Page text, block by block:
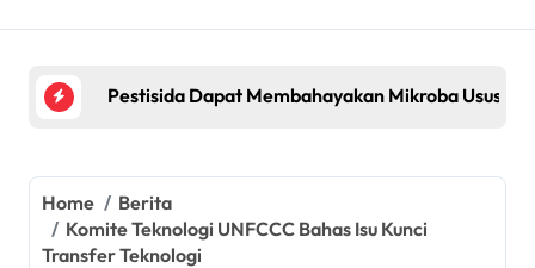
Penemuan gen padi dapat mengurangi
Bagaimana rantai pasokan global yang tidak
Filipina: MASIPAG Menentang Persetujuan Beras
Home
Berita
Komite Teknologi UNFCCC Bahas Isu Kunci
Transfer Teknologi